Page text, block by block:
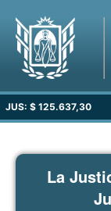
JUS: $ 125.637,30
La